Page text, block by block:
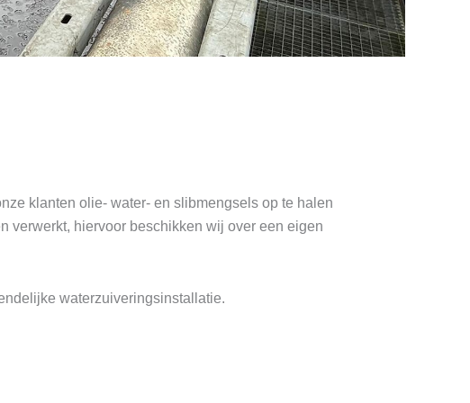
klanten olie- water- en slibmengsels op te halen
verwerkt, hiervoor beschikken wij over een eigen
waterzuiveringsinstallatie.